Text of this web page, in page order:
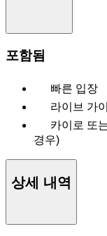
포함됨
빠른 입장
라이브 가
카이로 또
경우)
상세 내역